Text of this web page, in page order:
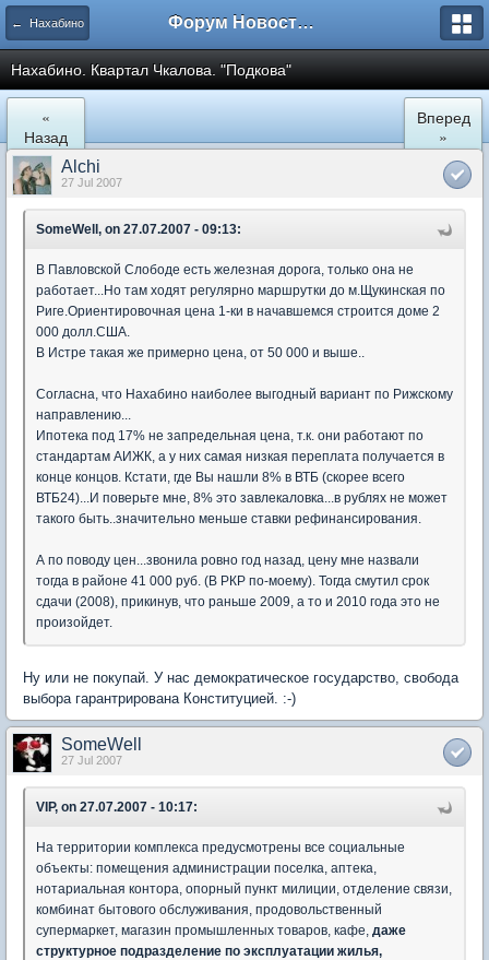
← Нахабино Форум Новостройки
Нахабино. Квартал Чкалова. "Подкова"
«
Назад
Вперед
»
Alchi
27 Jul 2007
SomeWell, on 27.07.2007 - 09:13:
В Павловской Слободе есть железная дорога, только она не
работает...Но там ходят регулярно маршрутки до м.Щукинская по
Риге.Ориентировочная цена 1-ки в начавшемся строится доме 2
000 долл.США.
В Истре такая же примерно цена, от 50 000 и выше..
Согласна, что Нахабино наиболее выгодный вариант по Рижскому
направлению...
Ипотека под 17% не запредельная цена, т.к. они работают по
стандартам АИЖК, а у них самая низкая переплата получается в
конце концов. Кстати, где Вы нашли 8% в ВТБ (скорее всего
ВТБ24)...И поверьте мне, 8% это завлекаловка...в рублях не может
такого быть..значительно меньше ставки рефинансирования.
А по поводу цен...звонила ровно год назад, цену мне назвали
тогда в районе 41 000 руб. (В РКР по-моему). Тогда смутил срок
сдачи (2008), прикинув, что раньше 2009, а то и 2010 года это не
произойдет.
Ну или не покупай. У нас демократическое государство, свобода
выбора гарантрирована Конституцией. :-)
SomeWell
27 Jul 2007
VIP, on 27.07.2007 - 10:17:
На территории комплекса предусмотрены все социальные
объекты: помещения администрации поселка, аптека,
нотариальная контора, опорный пункт милиции, отделение связи,
комбинат бытового обслуживания, продовольственный
супермаркет, магазин промышленных товаров, кафе, даже
структурное подразделение по эксплуатации жилья,